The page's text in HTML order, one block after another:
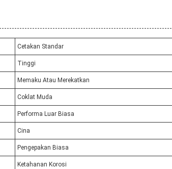
Cetakan Standar
Tinggi
Memaku Atau Merekatkan
Coklat Muda
Performa Luar Biasa
Cina
Pengepakan Biasa
Ketahanan Korosi